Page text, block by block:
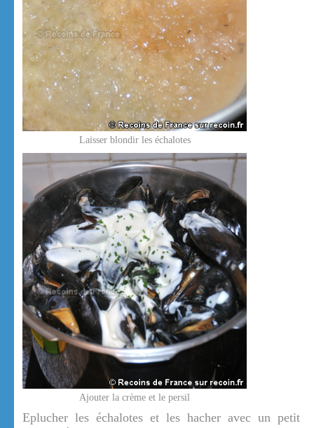
Laisser blondir les échalotes
Ajouter la crème et le persil
Eplucher les échalotes et les hacher avec un petit